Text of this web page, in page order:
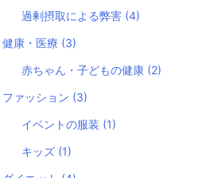
過剰摂取による弊害 (4)
健康・医療 (3)
赤ちゃん・子どもの健康 (2)
ファッション (3)
イベントの服装 (1)
キッズ (1)